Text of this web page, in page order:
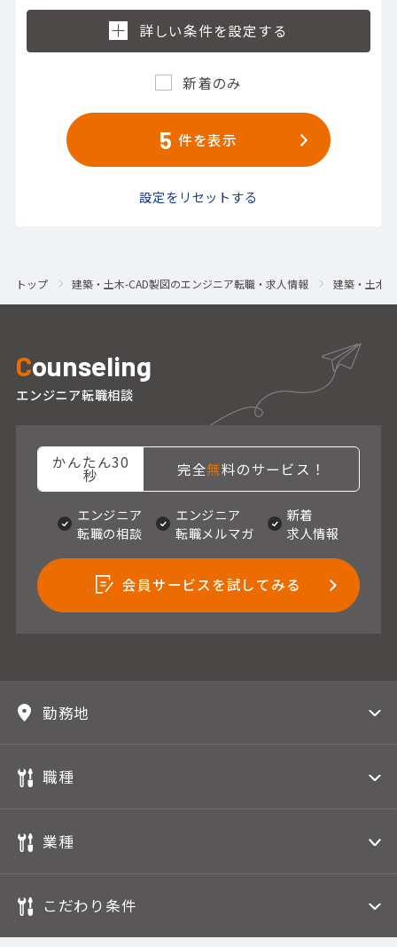
新着のみ
5 件を表示
設定をリセットする
トップ 建築・土木-CAD製図のエンジニア転職・求人情報 建築・土木-
Counseling
エンジニア転職相談
かんたん30
秒 完全無料のサービス！
エンジニア
転職の相談
エンジニア
転職メルマガ
新着
求人情報
会員サービスを試してみる
勤務地
職種
業種
こだわり条件